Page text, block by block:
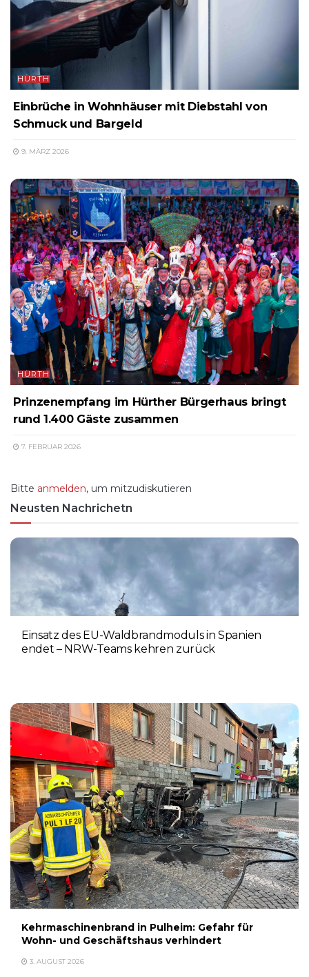
HÜRTH
Einbrüche in Wohnhäuser mit Diebstahl von
Schmuck und Bargeld
9. MÄRZ 2026
HÜRTH
Prinzenempfang im Hürther Bürgerhaus bringt
rund 1.400 Gäste zusammen
7. FEBRUAR 2026
Bitte anmelden, um mitzudiskutieren
Neusten Nachrichetn
Einsatz des EU-Waldbrandmoduls in Spanien
endet – NRW-Teams kehren zurück
Kehrmaschinenbrand in Pulheim: Gefahr für
Wohn- und Geschäftshaus verhindert
3. AUGUST 2026